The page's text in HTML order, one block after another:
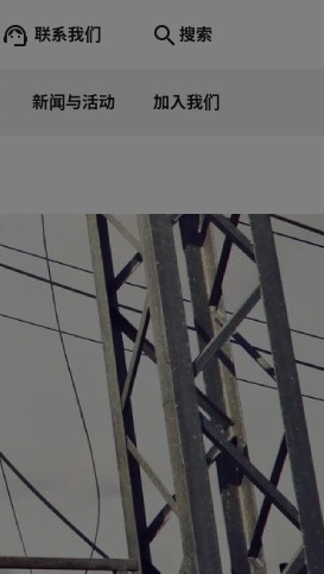
联系我们 搜索
新闻与活动 加入我们